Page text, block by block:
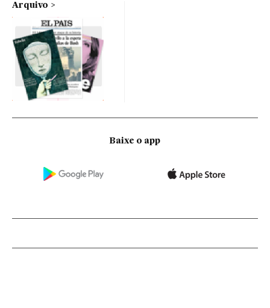
Arquivo
Baixe o app